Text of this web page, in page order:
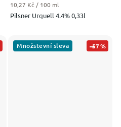
Pilsner Urquell 4.4% 0,33l
Měrná cena:
10,27 Kč / 100 ml
Množstevní sleva –57 %